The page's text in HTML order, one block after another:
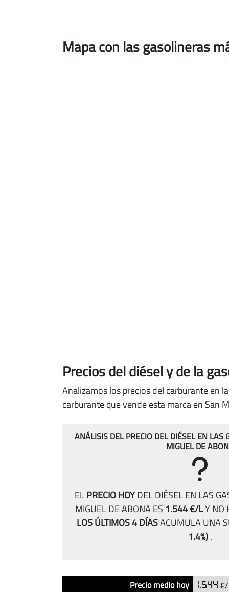
Mapa con las gasolineras
Precios del diésely de la
Analizamos los precios del carburante en
carburante que vende esta marca en San
ANÁLISIS DEL PRECIO DEL DIÉSEL EN LAS
MIGUEL DE
ELPRECIO HOYDEL DIÉSEL EN LAS
MIGUEL DE ABONA ES 1.544 €/LY NO
LOS ÚLTIMOS 4 DÍASACUMULA UNA
1.4%).
Análisis
Precio medio hoy 1.544